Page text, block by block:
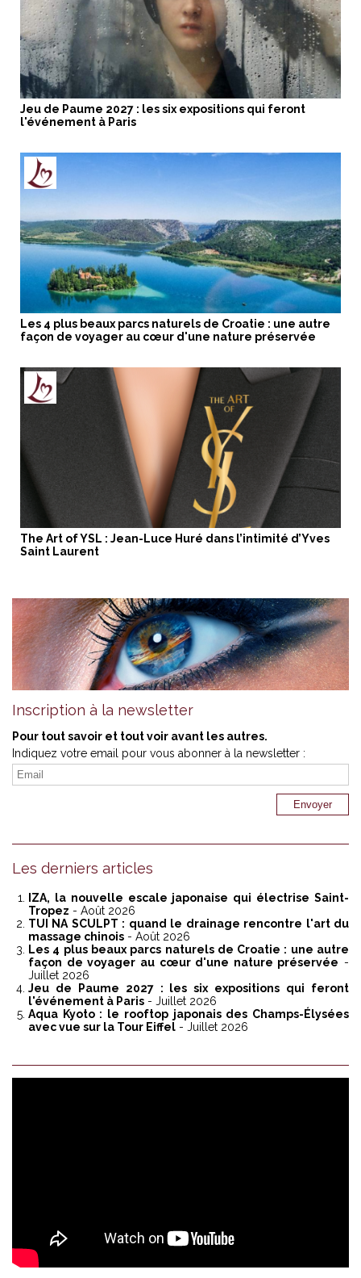
Jeu de Paume 2027 : les six expositions qui feront
l'événement à Paris
Les 4 plus beaux parcs naturels de Croatie : une autre
façon de voyager au cœur d'une nature préservée
The Art of YSL : Jean-Luce Huré dans l’intimité d’Yves
Saint Laurent
Inscription à la newsletter
Pour tout savoir et tout voir avant les autres.
Indiquez votre email pour vous abonner à la newsletter :
Les derniers articles
IZA, la nouvelle escale japonaise qui électrise Saint-
Tropez - Août 2026
TUI NA SCULPT : quand le drainage rencontre l'art du
massage chinois - Août 2026
Les 4 plus beaux parcs naturels de Croatie : une autre
façon de voyager au cœur d'une nature préservée -
Juillet 2026
Jeu de Paume 2027 : les six expositions qui feront
l'événement à Paris - Juillet 2026
Aqua Kyoto : le rooftop japonais des Champs-Élysées
avec vue sur la Tour Eiffel - Juillet 2026